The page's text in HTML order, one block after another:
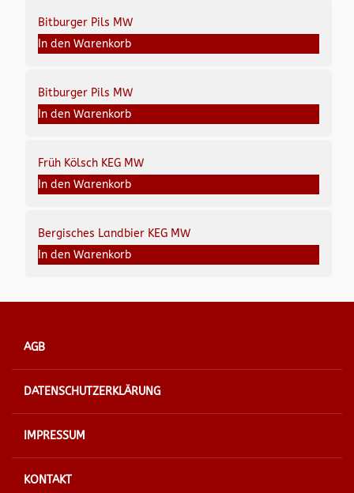
Bitburger Pils MW
In den Warenkorb
Bitburger Pils MW
In den Warenkorb
Früh Kölsch KEG MW
In den Warenkorb
Bergisches Landbier KEG MW
In den Warenkorb
AGB
DATENSCHUTZERKLÄRUNG
IMPRESSUM
KONTAKT